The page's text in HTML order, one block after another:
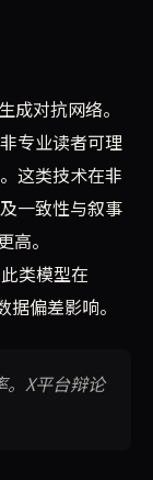
成对抗网络。
专业读者可理
这类技术在非
一致性与叙事
。
类模型在
偏差影响。
。X平台辩论